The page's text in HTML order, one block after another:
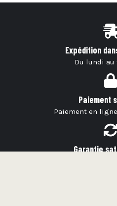
Expédition
Du lundi au
Paiement
Paiement en
Garantie